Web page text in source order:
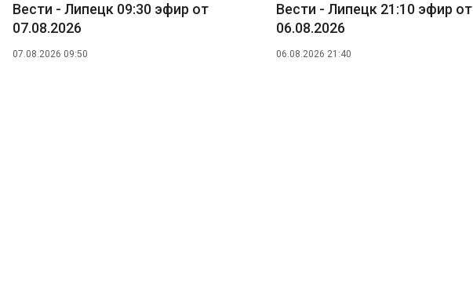
Вести - Липецк 09:30 эфир от
07.08.2026
07.08.2026 09:50
Вести - Липецк 21:10 эфир от
06.08.2026
06.08.2026 21:40